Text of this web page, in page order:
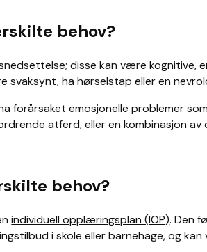
behov?
disse kan være kognitive,
ha hørselstap eller en
forårsaket emosjonelle problemer
atferd, eller en kombinasjon
behov?
individuell opplæringsplan (IOP). Den
i skole eller barnehage, og kan